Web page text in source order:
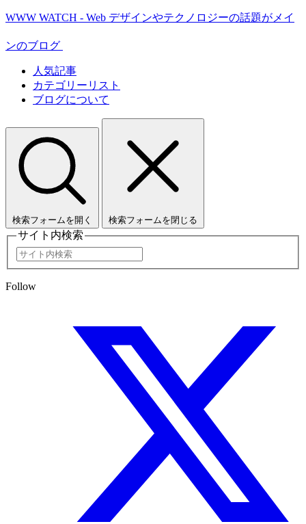
WWW WATCH - Web デザインやテクノロジーの話題がメイ
ンのブログ
人気記事
カテゴリーリスト
ブログについて
検索フォームを開く 検索フォームを閉じる
サイト内検索
Follow